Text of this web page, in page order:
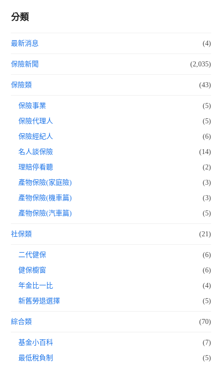
分類
最新消息 (4)
保險新聞 (2,035)
保險類 (43)
保險事業 (5)
保險代理人 (5)
保險經紀人 (6)
名人談保險 (14)
理賠停看聽 (2)
產物保險(家庭險) (3)
產物保險(機車篇) (3)
產物保險(汽車篇) (5)
社保類 (21)
二代健保 (6)
健保櫥窗 (6)
年金比一比 (4)
新舊勞退選擇 (5)
綜合類 (70)
基金小百科 (7)
最低稅負制 (5)